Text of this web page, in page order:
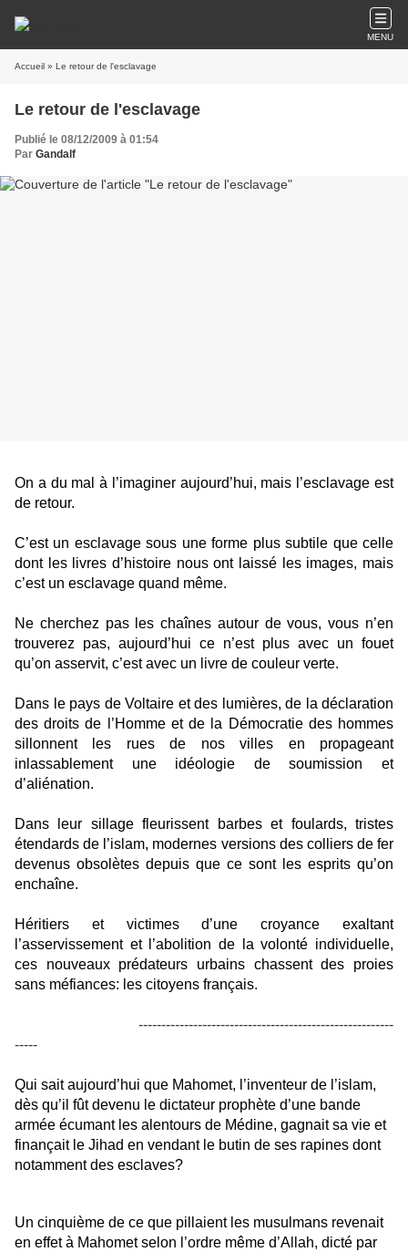
MENU
Accueil » Le retour de l'esclavage
Le retour de l'esclavage
Publié le 08/12/2009 à 01:54
Par Gandalf
On a du mal à l’imaginer aujourd’hui, mais l’esclavage est
de retour.
C’est un esclavage sous une forme plus subtile que celle
dont les livres d’histoire nous ont laissé les images, mais
c’est un esclavage quand même.
Ne cherchez pas les chaînes autour de vous, vous n’en
trouverez pas, aujourd’hui ce n’est plus avec un fouet
qu’on asservit, c’est avec un livre de couleur verte.
Dans le pays de Voltaire et des lumières, de la déclaration
des droits de l’Homme et de la Démocratie des hommes
sillonnent les rues de nos villes en propageant
inlassablement une idéologie de soumission et
d’aliénation.
Dans leur sillage fleurissent barbes et foulards, tristes
étendards de l’islam, modernes versions des colliers de fer
devenus obsolètes depuis que ce sont les esprits qu’on
enchaîne.
Héritiers et victimes d’une croyance exaltant
l’asservissement et l’abolition de la volonté individuelle,
ces nouveaux prédateurs urbains chassent des proies
sans méfiances: les citoyens français.
--------------------------------------------------------
-----
Qui sait aujourd’hui que Mahomet, l’inventeur de l’islam,
dès qu’il fût devenu le dictateur prophète d’une bande
armée écumant les alentours de Médine, gagnait sa vie et
finançait le Jihad en vendant le butin de ses rapines dont
notamment des esclaves?
Un cinquième de ce que pillaient les musulmans revenait
en effet à Mahomet selon l’ordre même d’Allah, dicté par